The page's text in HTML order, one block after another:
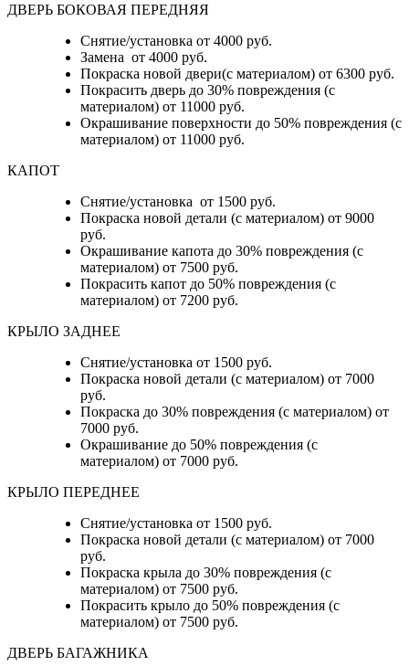
ДВЕРЬ БОКОВАЯ ПЕРЕДНЯЯ
Снятие/установка от 4000 руб.
Замена от 4000 руб.
Покраска новой двери(с материалом) от 6300 руб.
Покрасить дверь до 30% повреждения (с
материалом) от 11000 руб.
Окрашивание поверхности до 50% повреждения (с
материалом) от 11000 руб.
КАПОТ
Снятие/установка от 1500 руб.
Покраска новой детали (с материалом) от 9000
руб.
Окрашивание капота до 30% повреждения (с
материалом) от 7500 руб.
Покрасить капот до 50% повреждения (с
материалом) от 7200 руб.
КРЫЛО ЗАДНЕЕ
Снятие/установка от 1500 руб.
Покраска новой детали (с материалом) от 7000
руб.
Покраска до 30% повреждения (с материалом) от
7000 руб.
Окрашивание до 50% повреждения (с
материалом) от 7000 руб.
КРЫЛО ПЕРЕДНЕЕ
Снятие/установка от 1500 руб.
Покраска новой детали (с материалом) от 7000
руб.
Покраска крыла до 30% повреждения (с
материалом) от 7500 руб.
Покрасить крыло до 50% повреждения (с
материалом) от 7500 руб.
ДВЕРЬ БАГАЖНИКА